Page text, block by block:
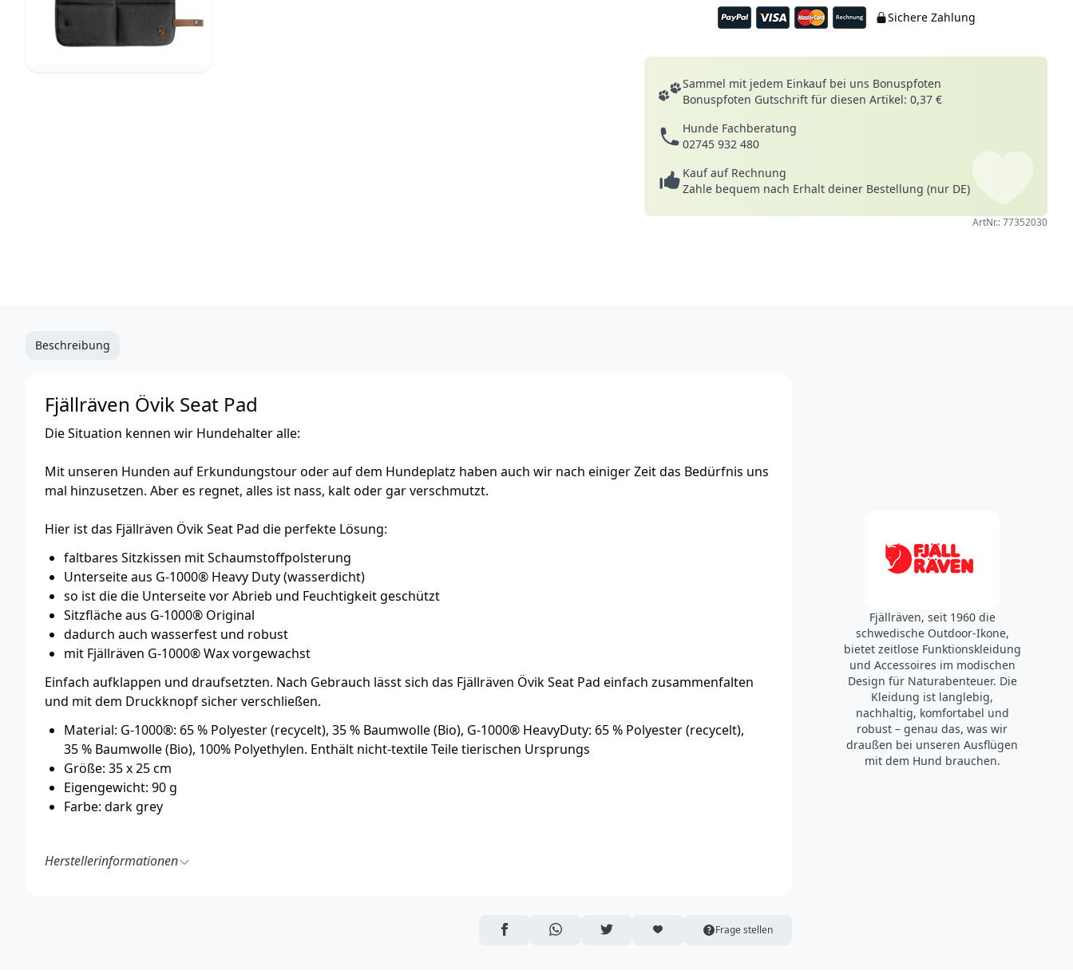
Sichere Zahlung
Deine Vorteile
Sammel mit jedem Einkauf bei uns Bonuspfoten
Bonuspfoten Gutschrift für diesen Artikel: 0,37 €
Hunde Fachberatung
02745 932 480
Kauf auf Rechnung
Zahle bequem nach Erhalt deiner Bestellung (nur DE)
ArtNr.: 77352030
Beschreibung
Fjällräven Övik Seat Pad
Die Situation kennen wir Hundehalter alle:
Mit unseren Hunden auf Erkundungstour oder auf dem Hundeplatz haben auch wir nach einiger Zeit das Bedürfnis uns
mal hinzusetzen. Aber es regnet, alles ist nass, kalt oder gar verschmutzt.
Hier ist das Fjällräven Övik Seat Pad die perfekte Lösung:
faltbares Sitzkissen mit Schaumstoffpolsterung
Unterseite aus G-1000® Heavy Duty (wasserdicht)
so ist die die Unterseite vor Abrieb und Feuchtigkeit geschützt
Sitzfläche aus G-1000® Original
dadurch auch wasserfest und robust
mit Fjällräven G-1000® Wax vorgewachst
Einfach aufklappen und draufsetzten. Nach Gebrauch lässt sich das Fjällräven Övik Seat Pad einfach zusammenfalten
und mit dem Druckknopf sicher verschließen.
Material: G-1000®: 65 % Polyester (recycelt), 35 % Baumwolle (Bio), G-1000® HeavyDuty: 65 % Polyester (recycelt),
35 % Baumwolle (Bio), 100% Polyethylen. Enthält nicht-textile Teile tierischen Ursprungs
Größe: 35 x 25 cm
Eigengewicht: 90 g
Farbe: dark grey
Herstellerinformationen
AUF FACEBOOK TEILEN
ÜBER WHATSAPP TEILEN
AUF TWITTER TEILENARTIKEL AUF DIE MERKLISTE
Frage stellen
Fjällräven, seit 1960 die
schwedische Outdoor-Ikone,
bietet zeitlose Funktionskleidung
und Accessoires im modischen
Design für Naturabenteuer. Die
Kleidung ist langlebig,
nachhaltig, komfortabel und
robust – genau das, was wir
draußen bei unseren Ausflügen
mit dem Hund brauchen.